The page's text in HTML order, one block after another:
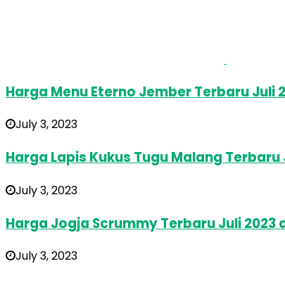
Harga Menu Eterno Jember Terbaru Juli
July 3, 2023
Harga Lapis Kukus Tugu Malang
July 3, 2023
Harga Jogja Scrummy Terbaru Juli
July 3, 2023